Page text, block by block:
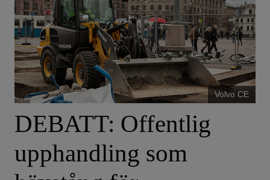
Volvo CE
DEBATT: Offentlig
upphandling som